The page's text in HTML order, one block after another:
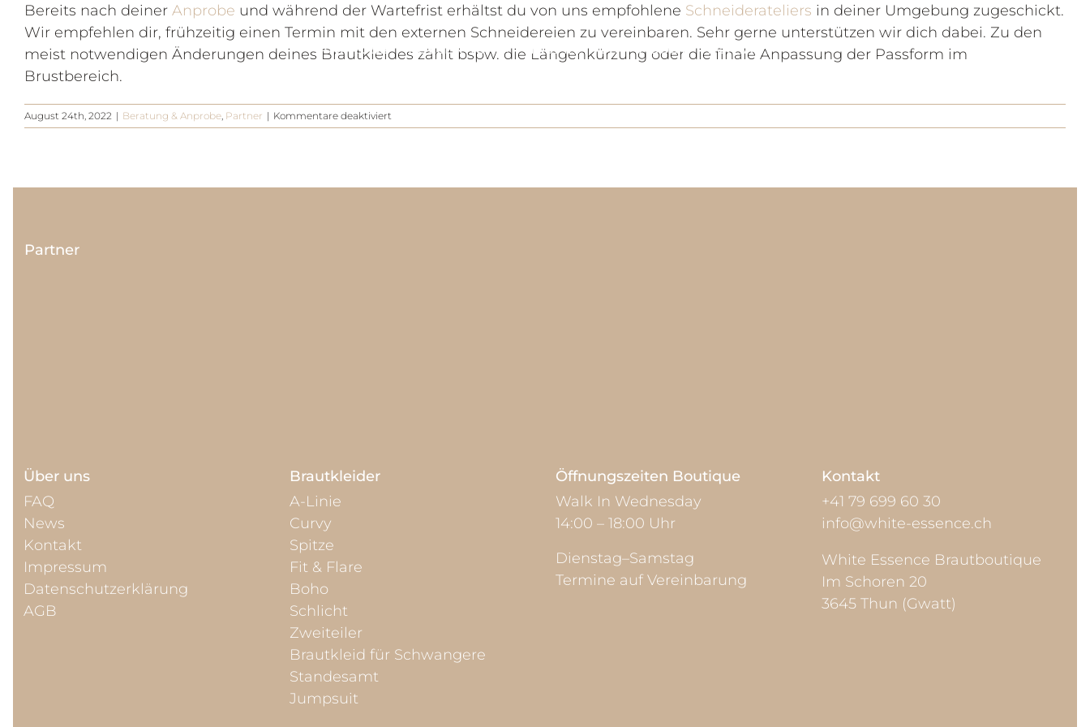
Zum
Inhalt
springen
ANPROBE KOLLEKTION INSPIRATION ABOUT KONTAKT TERMIN BUCHEN
Bereits nach deiner Anprobe und während der Wartefrist erhältst du von uns empfohlene Schneiderateliers in deiner Umgebung zugeschickt.
Wir empfehlen dir, frühzeitig einen Termin mit den externen Schneidereien zu vereinbaren. Sehr gerne unterstützen wir dich dabei. Zu den
meist notwendigen Änderungen deines Brautkleides zählt bspw. die Längenkürzung oder die finale Anpassung der Passform im
Brustbereich.
August 24th, 2022 | Beratung & Anprobe, Partner | Kommentare deaktiviert
Kann
vor
Partner
Über uns
FAQ
News
Kontakt
Impressum
Datenschutzerklärung
AGB
Brautkleider
A-Linie
Curvy
Spitze
Fit & Flare
Boho
Schlicht
Zweiteiler
Brautkleid für Schwangere
Standesamt
Jumpsuit
Öffnungszeiten Boutique
Walk In Wednesday
14:00 – 18:00 Uhr
Dienstag–Samstag
Termine auf Vereinbarung
Kontakt
+41 79 699 60 30
info@white-essence.ch
White Essence Brautboutique
Im Schoren 20
3645 Thun (Gwatt)